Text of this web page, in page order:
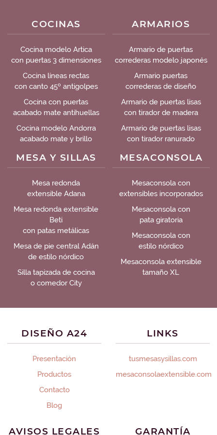
COCINAS
Cocina modelo Artica
con puertas 3 dimensiones
Cocina líneas rectas
con canto 45º antigolpes
Cocina con puertas
acabado mate antihuellas
Cocina modelo Andorra
acabado mate y brillo
ARMARIOS
Armario de puertas
correderas modelo japonés
Armario puertas
correderas de diseño
Armario de puertas lisas
con tirador de madera
Armario de puertas lisas
con tirador ranurado
MESA Y SILLAS
Mesa redonda
extensible Adana
Mesa redonda extensible
Beti
con patas metálicas
Mesa de pie central Adán
de estilo nórdico
Silla tapizada de cocina
o comedor City
MESACONSOLA
Mesaconsola con
extensibles incorporados
Mesaconsola con
pata giratoria
Mesaconsola con
estilo nórdico
Mesaconsola extensible
tamaño XL
DISEÑO A24
Presentación
Productos
Contacto
Blog
LINKS
tusmesasysillas.com
mesaconsolaextensible.com
AVISOS LEGALES GARANTÍA